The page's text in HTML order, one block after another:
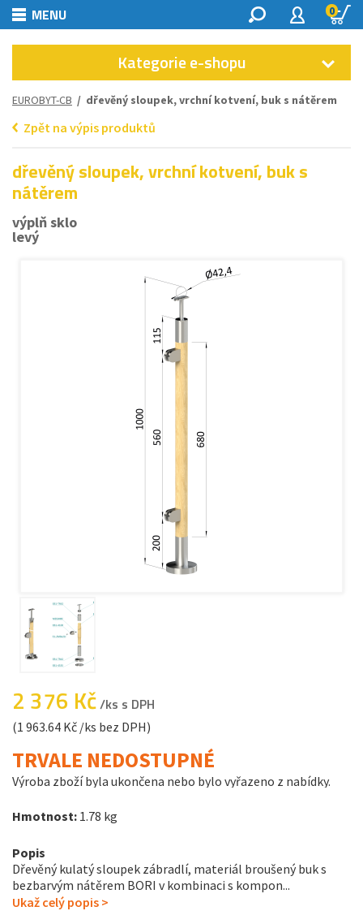
MENU 0
Kategorie e-shopu
EUROBYT-CB / dřevěný sloupek, vrchní kotvení, buk s nátěrem
Zpět na výpis produktů
dřevěný sloupek, vrchní kotvení, buk s
nátěrem
výplň sklo
levý
2 376 Kč/ks s DPH
(1 963.64 Kč /ks bez DPH)
TRVALE NEDOSTUPNÉ
Výroba zboží byla ukončena nebo bylo vyřazeno z nabídky.
Hmotnost: 1.78 kg
Popis
Dřevěný kulatý sloupek zábradlí, materiál broušený buk s
bezbarvým nátěrem BORI v kombinaci s kompon...
Ukaž celý popis >